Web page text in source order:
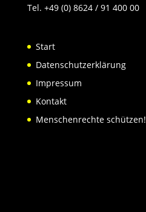
Tel. +49 (0) 8624 / 91 400 00
Start
Datenschutzerklärung
Impressum
Kontakt
Menschenrechte schützen!